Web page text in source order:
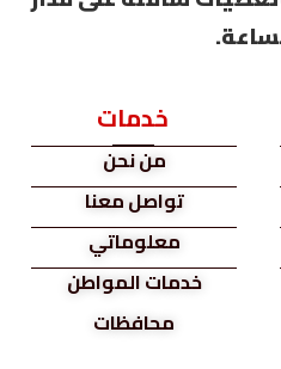
خدمات
من نحن
تواصل معنا
معلوماتي
خدمات المواطن
محافظات